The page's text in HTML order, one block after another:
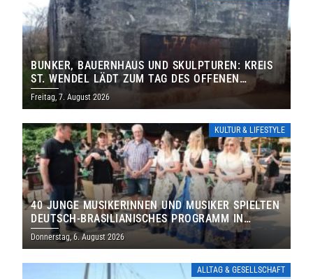
BUNKER, BAUERNHAUS UND SKULPTUREN: KREIS
ST. WENDEL LÄDT ZUM TAG DES OFFENEN
DENKMALS EIN
Freitag, 7. August 2026
KULTUR & LIFESTYLE
40 JUNGE MUSIKERINNEN UND MUSIKER SPIELTEN
DEUTSCH-BRASILIANISCHES PROGRAMM IN
THOLEY
Donnerstag, 6. August 2026
ALLTAG & GESELLSCHAFT